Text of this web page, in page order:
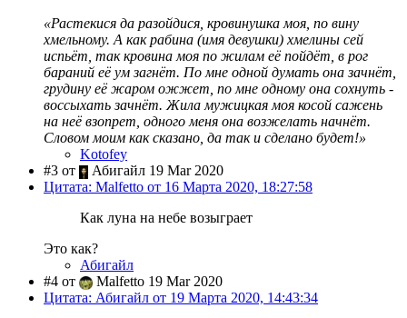
«Растекися да разойдися, кровинушка моя, по вину
хмельному. А как рабина (имя девушки) хмелины сей
испьёт, так кровина моя по жилам её пойдёт, в рог
бараний её ум загнёт. По мне одной думать она зачнёт,
грудину её жаром ожжет, по мне одному она сохнуть -
воссыхать зачнёт. Жила мужицкая моя косой сажень
на неё взопрет, одного меня она возжелать начнёт.
Словом моим как сказано, да так и сделано будет!»
Kotofey
#3 от
Абигайл 19 Mar 2020
Цитата: Malfetto от 16 Марта 2020, 18:27:58
Как луна на небе возыграет
Это как?
Абигайл
#4 от
Malfetto 19 Mar 2020
Цитата: Абигайл от 19 Марта 2020, 14:43:34